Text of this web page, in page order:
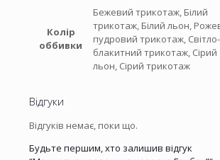
Колір
оббивки
Бежевий трикотаж, Білий
трикотаж, Білий льон,
пудровий трикотаж, Світло-
блакитний трикотаж, Сірий
льон, Сірий трикотаж
Відгуки
Відгуків немає, поки що.
Будьте першим, хто залишив відгук